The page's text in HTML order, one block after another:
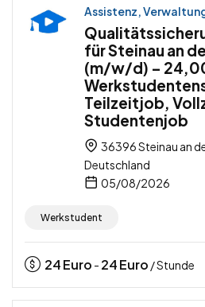
Assistenz,
für Steinau an
(m/w/d) –
Teilzeitjob,
Studentenjob
36396 Steinau an
Deutschland
05/08/2026
Werkstudent
24Euro - 24Euro / Stunde